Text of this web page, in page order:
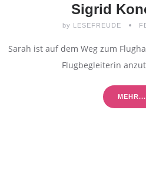
Sigrid
by LESEFREUDE
Sarah ist auf dem Weg zum
Flugbegleiterin
MEHR...